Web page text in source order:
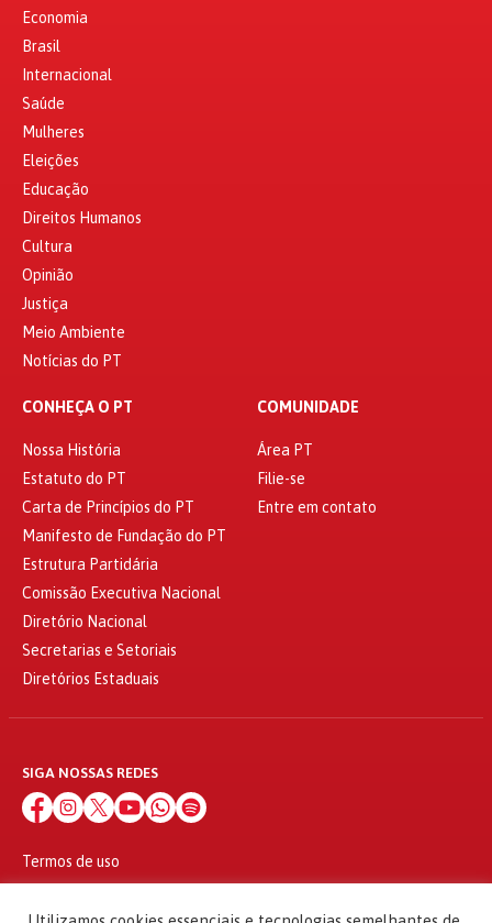
Economia
Brasil
Internacional
Saúde
Mulheres
Eleições
Educação
Direitos Humanos
Cultura
Opinião
Justiça
Meio Ambiente
Notícias do PT
CONHEÇA O PT
Nossa História
Estatuto do PT
Carta de Princípios do PT
Manifesto de Fundação do PT
Estrutura Partidária
Comissão Executiva Nacional
Diretório Nacional
Secretarias e Setoriais
Diretórios Estaduais
COMUNIDADE
Área PT
Filie-se
Entre em contato
SIGA NOSSAS REDES
Termos de uso
© 2010 - 2026